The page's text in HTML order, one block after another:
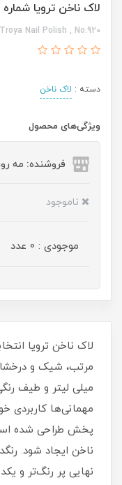
لاک ناخن ترویا شماره 920
Troya Nail Polish , No:920
دسته : لاک ناخن
ویژگی‌های محصول
فروشنده: مه
ناموجود
موجودی : 0 عدد
لاک ناخن ترویا
میلی‌ لیتر و طیف
مهمانی‌ها کاربردی
پخش طراحی شده
ناخن ایجاد شود.
نهایی پر رنگ‌تر و